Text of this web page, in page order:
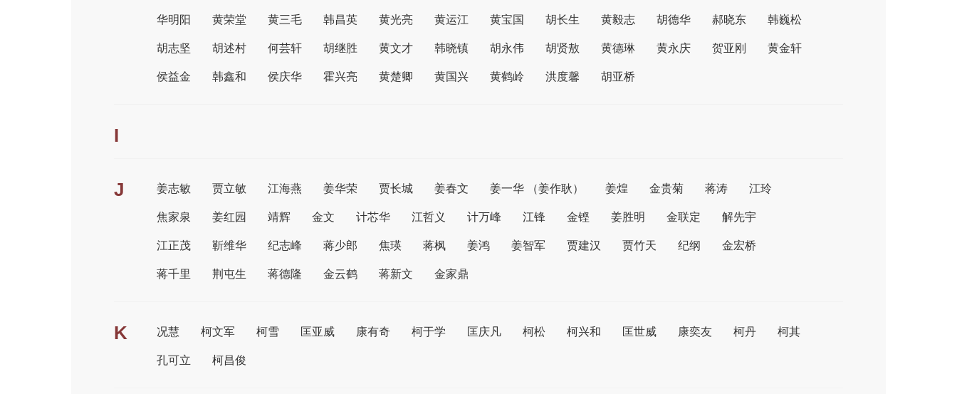
华明阳 黄荣堂 黄三毛 韩昌英 黄光亮 黄运江 黄宝国 胡长生 黄毅志 胡德华 郝晓东 韩巍松
胡志坚 胡述村 何芸轩 胡继胜 黄文才 韩晓镇 胡永伟 胡贤敖 黄德琳 黄永庆 贺亚刚 黄金轩
侯益金 韩鑫和 侯庆华 霍兴亮 黄楚卿 黄国兴 黄鹤岭 洪度馨 胡亚桥
I
J 姜志敏 贾立敏 江海燕 姜华荣 贾长城 姜春文 姜一华 （姜作耿） 姜煌 金贵菊 蒋涛 江玲
焦家泉 姜红园 靖辉 金文 计芯华 江哲义 计万峰 江锋 金铿 姜胜明 金联定 解先宇
江正茂 靳维华 纪志峰 蒋少郎 焦瑛 蒋枫 姜鸿 姜智军 贾建汉 贾竹天 纪纲 金宏桥
蒋千里 荆屯生 蒋德隆 金云鹤 蒋新文 金家鼎
K 况慧 柯文军 柯雪 匡亚威 康有奇 柯于学 匡庆凡 柯松 柯兴和 匡世威 康奕友 柯丹 柯其
孔可立 柯昌俊